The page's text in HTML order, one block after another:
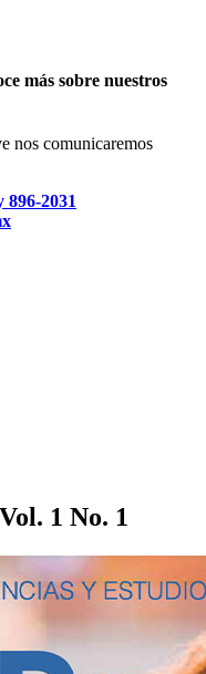
más sobre nuestros
nos comunicaremos
896-2031
1 No. 1